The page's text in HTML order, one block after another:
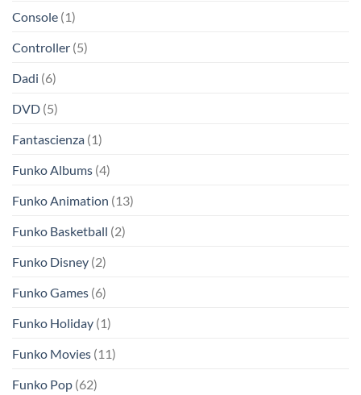
Console (1)
Controller (5)
Dadi (6)
DVD (5)
Fantascienza (1)
Funko Albums (4)
Funko Animation (13)
Funko Basketball (2)
Funko Disney (2)
Funko Games (6)
Funko Holiday (1)
Funko Movies (11)
Funko Pop (62)